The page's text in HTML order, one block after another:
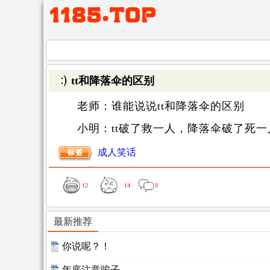
tt和降落伞的区别
老师：谁能说说tt和降落伞的区别
小明：tt破了救一人，降落伞破了死一
成人笑话
12 14 0
最新推荐
你说呢？！